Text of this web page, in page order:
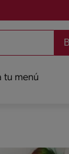
tu menú